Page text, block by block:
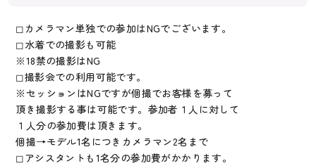
◻︎カメラマン単独での参加はNGでございます。
◻︎水着での撮影も可能
※18禁の撮影はNG
◻︎撮影会での利用可能です。
※セッションはNGですが個撮でお客様を募って
頂き撮影する事は可能です。参加者１人に対して
１人分の参加費は頂きます。
個撮→モデル1名につきカメラマン2名まで
◻︎アシスタントも1名分の参加費がかかります。